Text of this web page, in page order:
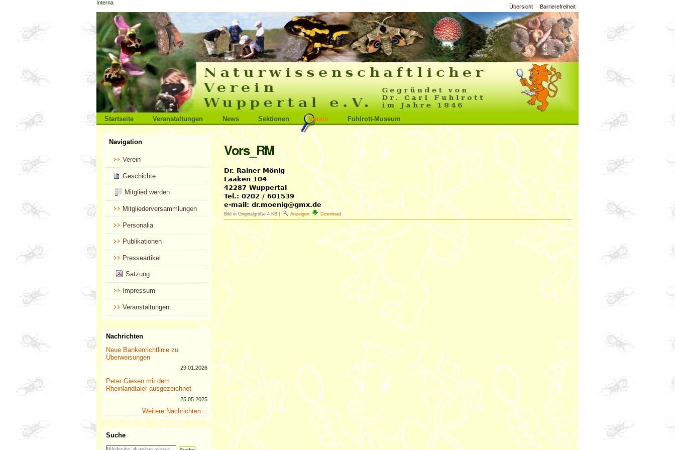
Direkt
zum
Inhalt
|
Direkt
zur
Navigation
Übersicht Barrierefreiheit
Sektionen
Startseite Veranstaltungen News Sektionen Verein Fuhlrott-Museum
Benutzerspezifische
Interna
Vors_RM
Bild in Originalgröße 4 KB Anzeigen Download
Navigation
Verein
Geschichte
Mitglied werden
Mitgliederversammlungen
Personalia
Publikationen
Presseartikel
Satzung
Impressum
Veranstaltungen
Nachrichten
Neue Bankenrichtlinie zu
Überweisungen
29.01.2026
Peter Giesen mit dem
Rheinlandtaler ausgezeichnet
25.05.2025
Weitere Nachrichten…
Suche